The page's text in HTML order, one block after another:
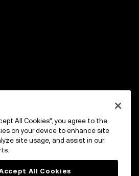
All Cookies”, you agree to the
on your device to enhance site
site usage, and assist in our
All Cookies